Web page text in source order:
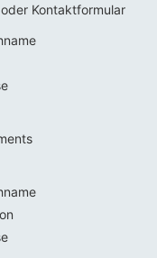
Kontaktformular